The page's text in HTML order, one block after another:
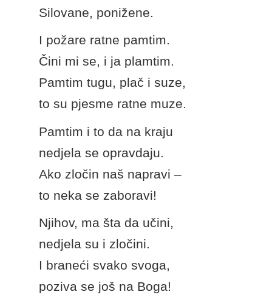
Silovane, ponižene.
I požare ratne pamtim.
Čini mi se, i ja plamtim.
Pamtim tugu, plač i suze,
to su pjesme ratne muze.
Pamtim i to da na kraju
nedjela se opravdaju.
Ako zločin naš napravi –
to neka se zaboravi!
Njihov, ma šta da učini,
nedjela su i zločini.
I braneći svako svoga,
poziva se još na Boga!